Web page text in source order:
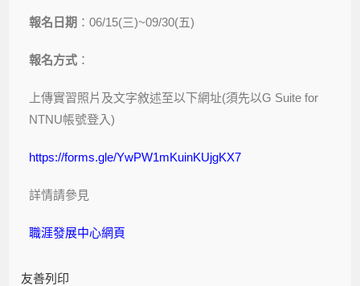
報名日期 ：06/15(三)~09/30(五)
報名方式 ：
上傳實習照片及文字敘述至以下網址(須先以G Suite for
NTNU帳號登入)
https://forms.gle/YwPW1mKuinKUjgKX7
詳情請參見
職涯發展中心網頁
友善列印